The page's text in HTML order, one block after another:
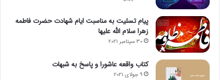
پیام تسلیت به مناسبت ایام شهادت حضرت فاطمه
زهرا سلام الله علیها
30 سپتامبر 2021
کتاب واقعه عاشورا و پاسخ به شبهات
9 جولای 2021